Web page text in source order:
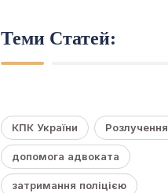
Теми Статей:
КПК України Розлучення
допомога адвоката
затримання поліцією